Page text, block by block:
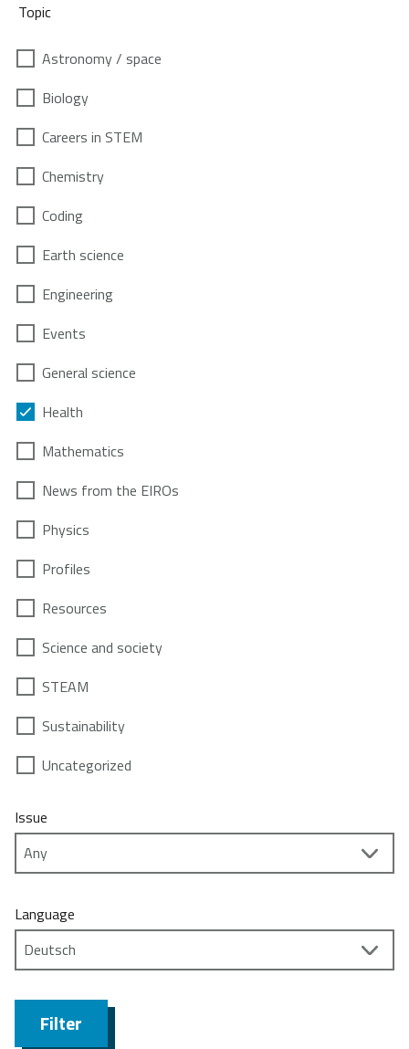
Topic
Astronomy / space
Biology
Careers in STEM
Chemistry
Coding
Earth science
Engineering
Events
General science
Health
Mathematics
News from the EIROs
Physics
Profiles
Resources
Science and society
STEAM
Sustainability
Uncategorized
Issue
Language
Filter